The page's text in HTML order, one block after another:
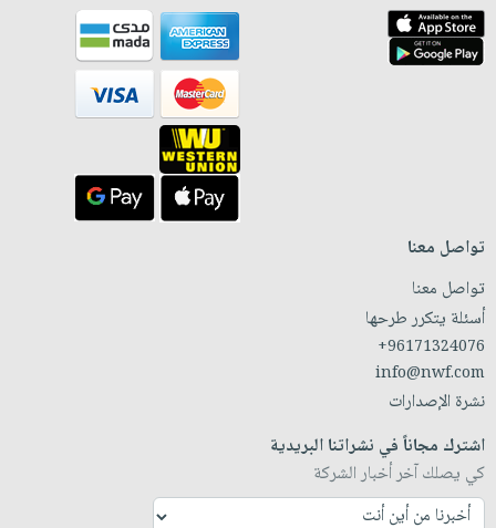
تواصل معنا
تواصل معنا
أسئلة يتكرر طرحها
+96171324076
info@nwf.com
نشرة الإصدارات
اشترك مجاناً في نشراتنا البريدية
كي يصلك آخر أخبار الشركة